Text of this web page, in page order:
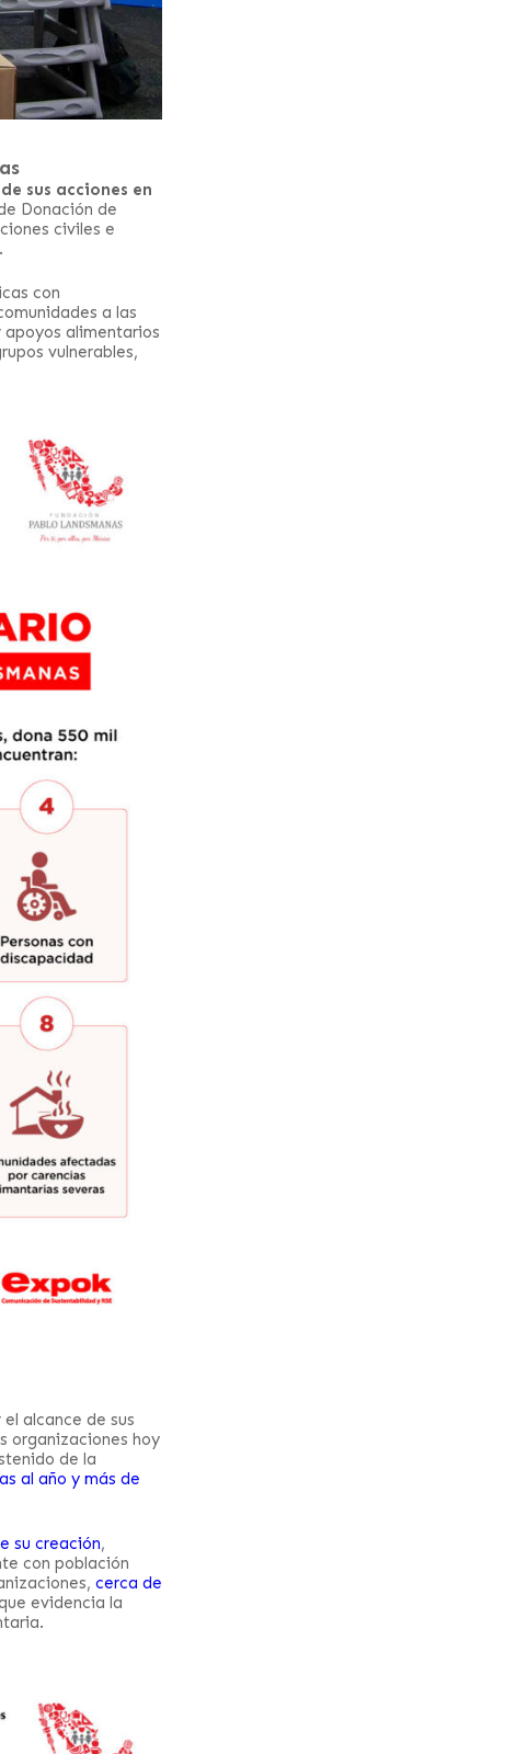
sus acciones en
Donación de
civiles e
con
a las
alimentarios
vulnerables,
alcance de sus
organizaciones hoy
de la
al año y más de
su creación,
con población
cerca de
evidencia la